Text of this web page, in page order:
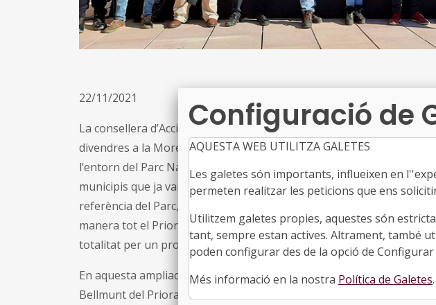
22/11/2021
La consellera d’Acció Climàtica, Alimentació i Agenda Rural, Teresa
divendres a la Morera de Montsant el certificat de cel nocturn de
l’entorn del Parc Natural de Montsant. Aquestes noves certificacions
municipis que ja van ser declarats inicialment, fa tres anys, com a
referència del Parc, àrees pròximes a punts de valor astronòmic o
manera tot el Priorat es converteix en l’única comarca de Catalunya
totalitat per un projecte de protecció envers la contaminació
En aquesta ampliació s’incorporen al projecte de protecció els
Bellmunt del Priorat, Capafonts, Capçanes, Falset, la Febró, els
Configuració de
AQUESTA WEB UTILITZA GALETES
Les galetes són importants, influeixen en
permeten realitzar les peticions que ens
Utilitzem galetes propies, aquestes són
tant, sempre estan actives. Altrament, també
poden configurar des de la opció de Configurar
Més informació en la nostra Política de Galetes.